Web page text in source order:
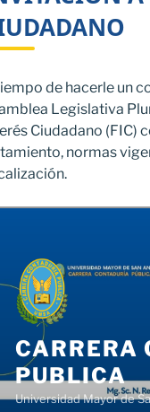
de hacerle un
Legislativa
Ciudadano (FIC)
normas